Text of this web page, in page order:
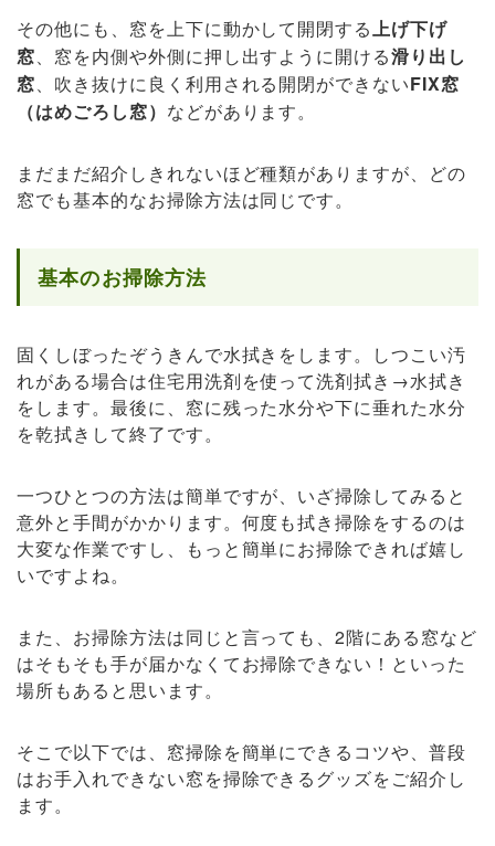
その他にも、窓を上下に動かして開閉する上げ下げ
窓、窓を内側や外側に押し出すように開ける滑り出し
窓、吹き抜けに良く利用される開閉ができないFIX窓
（はめごろし窓） などがあります。
まだまだ紹介しきれないほど種類がありますが、どの
窓でも基本的なお掃除方法は同じです。
基本のお掃除方法
固くしぼったぞうきんで水拭きをします。しつこい汚
れがある場合は住宅用洗剤を使って洗剤拭き→水拭き
をします。最後に、窓に残った水分や下に垂れた水分
を乾拭きして終了です。
一つひとつの方法は簡単ですが、いざ掃除してみると
意外と手間がかかります。何度も拭き掃除をするのは
大変な作業ですし、もっと簡単にお掃除できれば嬉し
いですよね。
また、お掃除方法は同じと言っても、2階にある窓など
はそもそも手が届かなくてお掃除できない！といった
場所もあると思います。
そこで以下では、窓掃除を簡単にできるコツや、普段
はお手入れできない窓を掃除できるグッズをご紹介し
ます。